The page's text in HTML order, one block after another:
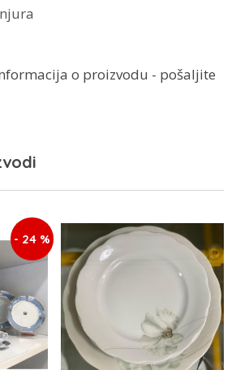
o proizvodu - pošaljite
- 24 %